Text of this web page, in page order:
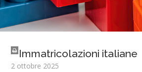
Immatricolazioni italiane
2 ottobre 2025